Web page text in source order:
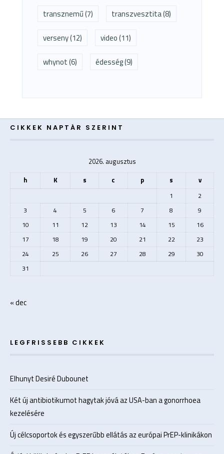
transznemű(7) transzvesztita(8)
verseny(12) video(11)
whynot(6) édesség(9)
CIKKEK NAPTÁR SZERINT
2026. augusztus
h
K s c p s v
1
2
3
4 5 6 7 8
9
10
11 12 13 14 15
16
17
18 19 20 21 22
23
24
25 26 27 28 29
30
31
« dec
LEGFRISSEBB CIKKEK
Elhunyt Desiré Dubounet
Két új antibiotikumot hagytak jóvá az USA-ban a gonorrhoea
kezelésére
Új célcsoportok és egyszerűbb ellátás az európai PrEP-klinikákon